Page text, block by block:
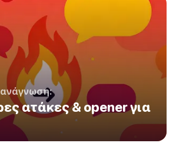
ανάγνωση:
ατάκες & opener για